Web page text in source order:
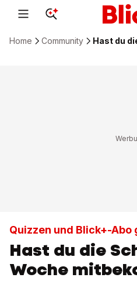
Home Community Hast du
Quizzen und Blick+-Abo
Hast du die
Woche